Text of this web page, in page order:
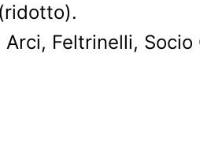
Feltrinelli,